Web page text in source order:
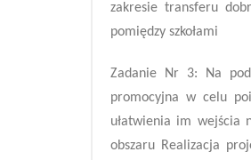
zakresie transferu
pomiędzy szkołami
Zadanie Nr 3: Na
promocyjna w celu
ułatwienia im wejścia
obszaru Realizacja